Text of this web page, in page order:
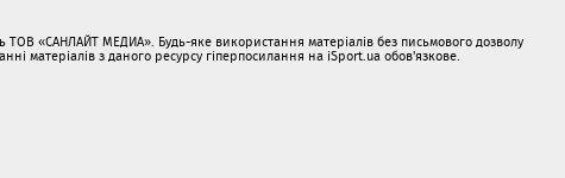
ТОВ «САНЛАЙТ МЕДИА». Будь-яке використання матеріалів без письмового дозволу
матеріалів з даного ресурсу гіперпосилання на iSport.ua обов'язкове.